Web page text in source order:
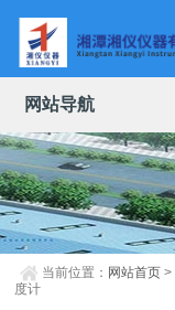
网站导航
当前位置： 网站首页 >
度计